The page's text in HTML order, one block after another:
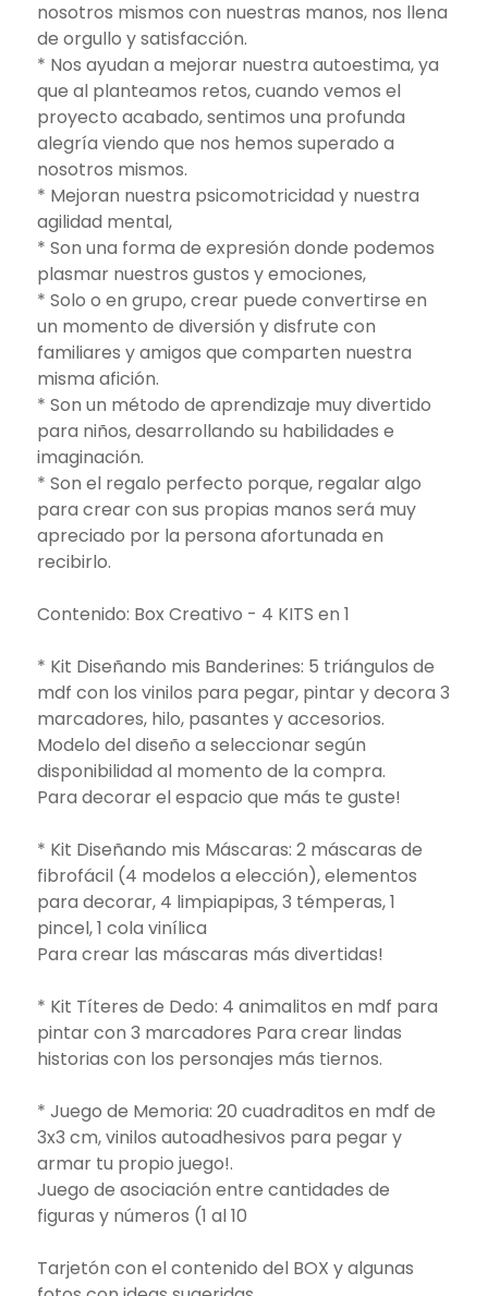
nosotros mismos con nuestras manos, nos llena
de orgullo y satisfacción.
* Nos ayudan a mejorar nuestra autoestima, ya
que al planteamos retos, cuando vemos el
proyecto acabado, sentimos una profunda
alegría viendo que nos hemos superado a
nosotros mismos.
* Mejoran nuestra psicomotricidad y nuestra
agilidad mental,
* Son una forma de expresión donde podemos
plasmar nuestros gustos y emociones,
* Solo o en grupo, crear puede convertirse en
un momento de diversión y disfrute con
familiares y amigos que comparten nuestra
misma afición.
* Son un método de aprendizaje muy divertido
para niños, desarrollando su habilidades e
imaginación.
* Son el regalo perfecto porque, regalar algo
para crear con sus propias manos será muy
apreciado por la persona afortunada en
recibirlo.
Contenido: Box Creativo - 4 KITS en 1
* Kit Diseñando mis Banderines: 5 triángulos de
mdf con los vinilos para pegar, pintar y decora 3
marcadores, hilo, pasantes y accesorios.
Modelo del diseño a seleccionar según
disponibilidad al momento de la compra.
Para decorar el espacio que más te guste!
* Kit Diseñando mis Máscaras: 2 máscaras de
fibrofácil (4 modelos a elección), elementos
para decorar, 4 limpiapipas, 3 témperas, 1
pincel, 1 cola vinílica
Para crear las máscaras más divertidas!
* Kit Títeres de Dedo: 4 animalitos en mdf para
pintar con 3 marcadores Para crear lindas
historias con los personajes más tiernos.
* Juego de Memoria: 20 cuadraditos en mdf de
3x3 cm, vinilos autoadhesivos para pegar y
armar tu propio juego!.
Juego de asociación entre cantidades de
figuras y números (1 al 10
Tarjetón con el contenido del BOX y algunas